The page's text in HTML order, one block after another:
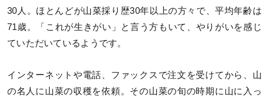
30人。ほとんどが山菜採り歴30年以上の方々で、平均年齢は
71歳。「これが生きがい」と言う方もいて、やりがいを感じ
ていただいているようです。
インターネットや電話、ファックスで注文を受けてから、山
の名人に山菜の収穫を依頼。その山菜の旬の時期に山に入っ